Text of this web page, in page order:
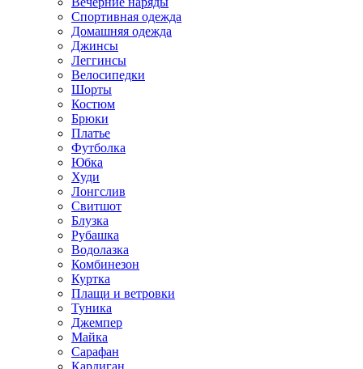
Спортивная одежда
Домашняя одежда
Джинсы
Леггинсы
Велосипедки
Шорты
Костюм
Брюки
Платье
Футболка
Юбка
Худи
Лонгслив
Свитшот
Блузка
Рубашка
Водолазка
Комбинезон
Куртка
Плащи и ветровки
Туника
Джемпер
Майка
Сарафан
Кардиган